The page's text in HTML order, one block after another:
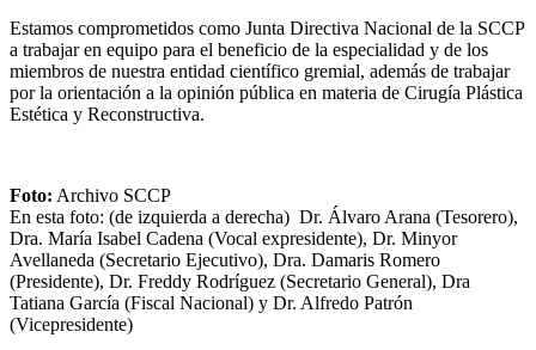
Estamos comprometidos como Junta Directiva Nacional de la SCCP
a trabajar en equipo para el beneficio de la especialidad y de los
miembros de nuestra entidad científico gremial, además de trabajar
por la orientación a la opinión pública en materia de Cirugía Plástica
Estética y Reconstructiva.
Foto: Archivo SCCP
En esta foto: (de izquierda a derecha) Dr. Álvaro Arana (Tesorero),
Dra. María Isabel Cadena (Vocal expresidente), Dr. Minyor
Avellaneda (Secretario Ejecutivo), Dra. Damaris Romero
(Presidente), Dr. Freddy Rodríguez (Secretario General), Dra
Tatiana García (Fiscal Nacional) y Dr. Alfredo Patrón
(Vicepresidente)